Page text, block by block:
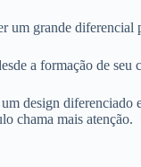
um grande diferencial
a formação de
design
chama mais atenção.